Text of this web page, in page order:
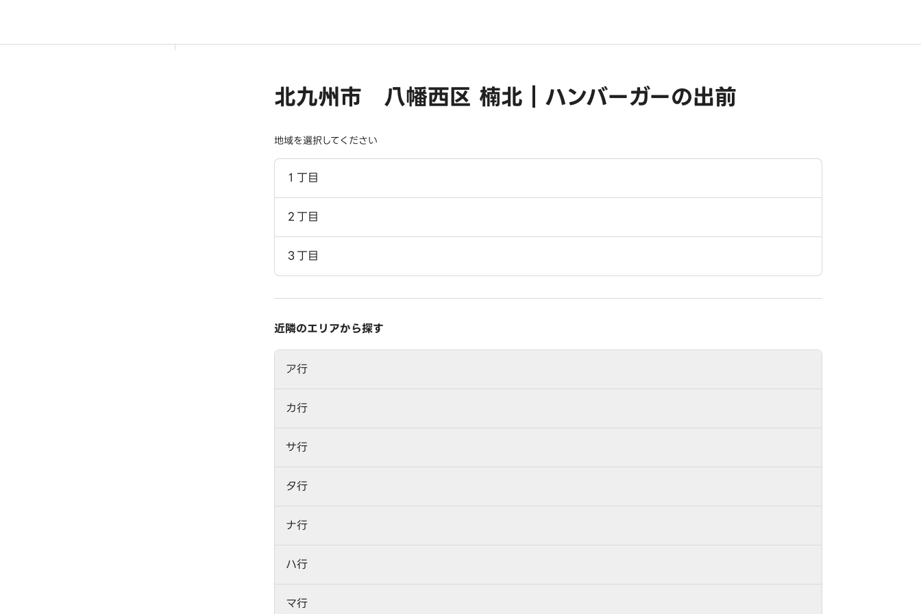
北九州市 八幡西区 楠北｜ハンバーガーの出前
地域を選択してください
１丁目
２丁目
３丁目
近隣のエリアから探す
ア行
カ行
サ行
タ行
ナ行
ハ行
マ行